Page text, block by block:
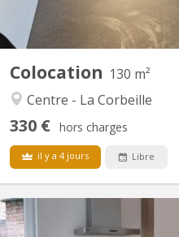
Colocation 130 m²
Centre - La Corbeille
330 € hors charges
il y a 4 jours Libre